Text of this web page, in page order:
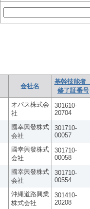
会社名
基幹技能者
修了証番号
オパス株式会
社
301610-
20704
國幸興發株式
会社
301710-
00057
國幸興發株式
会社
301710-
00058
國幸興發株式
会社
301710-
00554
沖縄道路興業
株式会社
301410-
20208